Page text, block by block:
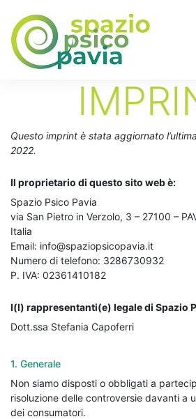
Questo imprint è stata aggiornato
2022.
Il proprietario di questo sito web è:
Spazio Psico Pavia
via San Pietro in Verzolo, 3 – 27100 –
Italia
Email: info@spaziopsicopavia.it
Numero di telefono: 3286730932
P. IVA: 02361410182
I(l) rappresentanti(e) legale di Spazio
Dott.ssa Stefania Capoferri
1. Generale
Non siamo disposti o obbligati a
risoluzione delle controversie davanti a
dei consumatori.